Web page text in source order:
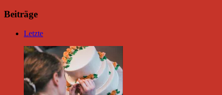
Beiträge
Letzte